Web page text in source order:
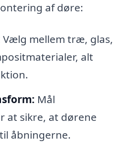
af døre:
Vælg mellem træ, glas,
alt
Mål
at sikre, at dørene
åbningerne.